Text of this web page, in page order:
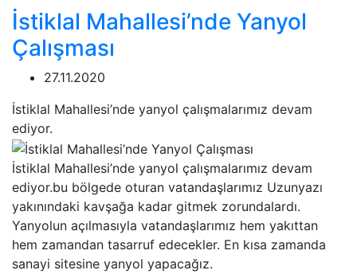
İstiklal Mahallesi’nde Yanyol
Çalışması
27.11.2020
İstiklal Mahallesi’nde yanyol çalışmalarımız devam
ediyor.
İstiklal Mahallesi’nde yanyol çalışmalarımız devam
ediyor.bu bölgede oturan vatandaşlarımız Uzunyazı
yakınındaki kavşağa kadar gitmek zorundalardı.
Yanyolun açılmasıyla vatandaşlarımız hem yakıttan
hem zamandan tasarruf edecekler. En kısa zamanda
sanayi sitesine yanyol yapacağız.